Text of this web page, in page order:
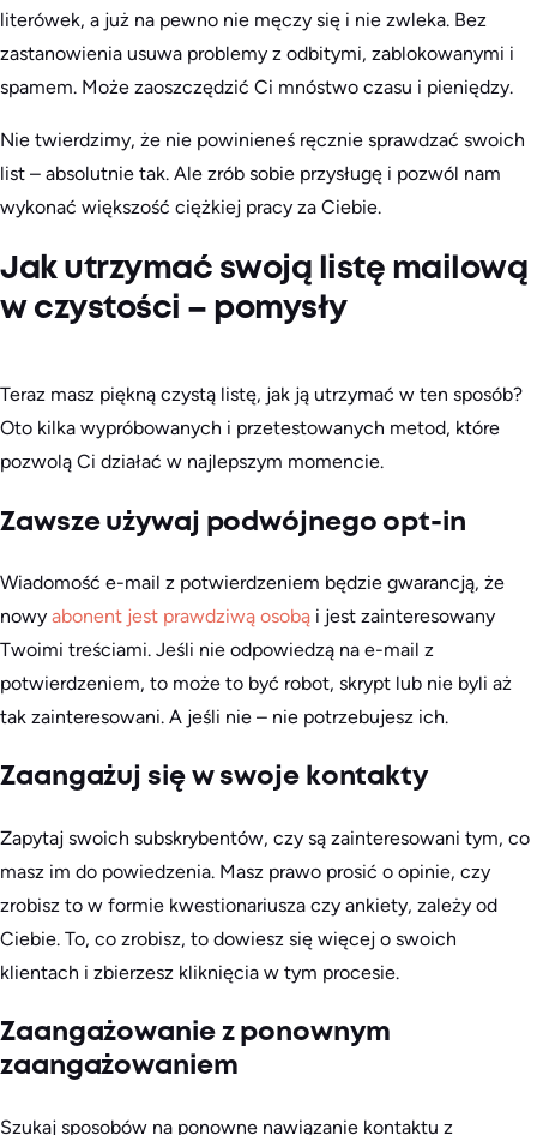
literówek, a już na pewno nie męczy się i nie zwleka. Bez
zastanowienia usuwa problemy z odbitymi, zablokowanymi i
spamem. Może zaoszczędzić Ci mnóstwo czasu i pieniędzy.
Nie twierdzimy, że nie powinieneś ręcznie sprawdzać swoich
list – absolutnie tak. Ale zrób sobie przysługę i pozwól nam
wykonać większość ciężkiej pracy za Ciebie.
Jak utrzymać swoją listę mailową
w czystości – pomysły
Teraz masz piękną czystą listę, jak ją utrzymać w ten sposób?
Oto kilka wypróbowanych i przetestowanych metod, które
pozwolą Ci działać w najlepszym momencie.
Zawsze używaj podwójnego opt-in
Wiadomość e-mail z potwierdzeniem będzie gwarancją, że
nowy abonent jest prawdziwą osobą i jest zainteresowany
Twoimi treściami. Jeśli nie odpowiedzą na e-mail z
potwierdzeniem, to może to być robot, skrypt lub nie byli aż
tak zainteresowani. A jeśli nie – nie potrzebujesz ich.
Zaangażuj się w swoje kontakty
Zapytaj swoich subskrybentów, czy są zainteresowani tym, co
masz im do powiedzenia. Masz prawo prosić o opinie, czy
zrobisz to w formie kwestionariusza czy ankiety, zależy od
Ciebie. To, co zrobisz, to dowiesz się więcej o swoich
klientach i zbierzesz kliknięcia w tym procesie.
Zaangażowanie z ponownym
zaangażowaniem
Szukaj sposobów na ponowne nawiązanie kontaktu z